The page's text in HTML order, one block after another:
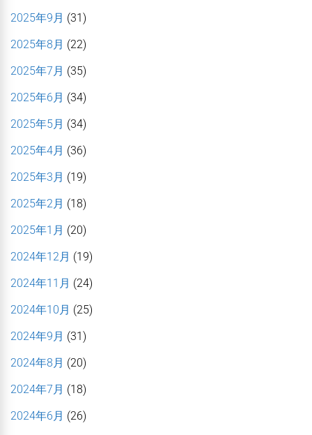
2025年9月 (31)
2025年8月 (22)
2025年7月 (35)
2025年6月 (34)
2025年5月 (34)
2025年4月 (36)
2025年3月 (19)
2025年2月 (18)
2025年1月 (20)
2024年12月 (19)
2024年11月 (24)
2024年10月 (25)
2024年9月 (31)
2024年8月 (20)
2024年7月 (18)
2024年6月 (26)